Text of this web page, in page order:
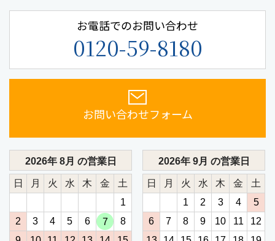
お電話でのお問い合わせ
0120-59-8180
お問い合わせフォーム